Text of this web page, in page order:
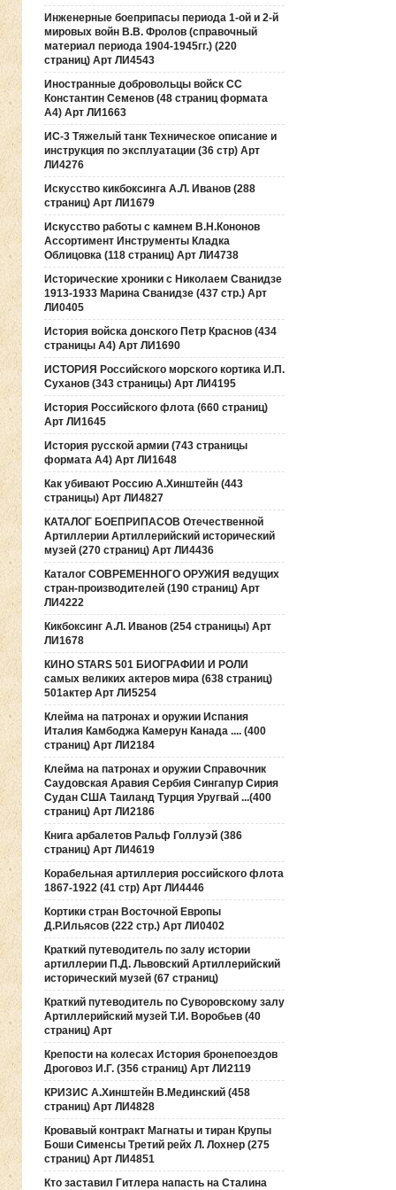
Инженерные боеприпасы периода 1-ой и 2-й
мировых войн В.В. Фролов (справочный
материал периода 1904-1945гг.) (220
страниц) Арт ЛИ4543
Иностранные добровольцы войск СС
Константин Семенов (48 страниц формата
А4) Арт ЛИ1663
ИС-3 Тяжелый танк Техническое описание и
инструкция по эксплуатации (36 стр) Арт
ЛИ4276
Искусство кикбоксинга А.Л. Иванов (288
страниц) Арт ЛИ1679
Искусство работы с камнем В.Н.Кононов
Ассортимент Инструменты Кладка
Облицовка (118 страниц) Арт ЛИ4738
Исторические хроники с Николаем Сванидзе
1913-1933 Марина Сванидзе (437 стр.) Арт
ЛИ0405
История войска донского Петр Краснов (434
страницы А4) Арт ЛИ1690
ИСТОРИЯ Российского морского кортика И.П.
Суханов (343 страницы) Арт ЛИ4195
История Российского флота (660 страниц)
Арт ЛИ1645
История русской армии (743 страницы
формата А4) Арт ЛИ1648
Как убивают Россию А.Хинштейн (443
страницы) Арт ЛИ4827
КАТАЛОГ БОЕПРИПАСОВ Отечественной
Артиллерии Артиллерийский исторический
музей (270 страниц) Арт ЛИ4436
Каталог СОВРЕМЕННОГО ОРУЖИЯ ведущих
стран-производителей (190 страниц) Арт
ЛИ4222
Кикбоксинг А.Л. Иванов (254 страницы) Арт
ЛИ1678
КИНО STARS 501 БИОГРАФИИ И РОЛИ
самых великих актеров мира (638 страниц)
501актер Арт ЛИ5254
Клейма на патронах и оружии Испания
Италия Камбоджа Камерун Канада .... (400
страниц) Арт ЛИ2184
Клейма на патронах и оружии Справочник
Саудовская Аравия Сербия Сингапур Сирия
Судан США Таиланд Турция Уругвай ...(400
страниц) Арт ЛИ2186
Книга арбалетов Ральф Голлуэй (386
страниц) Арт ЛИ4619
Корабельная артиллерия российского флота
1867-1922 (41 стр) Арт ЛИ4446
Кортики стран Восточной Европы
Д.Р.Ильясов (222 стр.) Арт ЛИ0402
Краткий путеводитель по залу истории
артиллерии П.Д. Львовский Артиллерийский
исторический музей (67 страниц)
Краткий путеводитель по Суворовскому залу
Артиллерийский музей Т.И. Воробьев (40
страниц) Арт
Крепости на колесах История бронепоездов
Дроговоз И.Г. (356 страниц) Арт ЛИ2119
КРИЗИС А.Хинштейн В.Мединский (458
страниц) Арт ЛИ4828
Кровавый контракт Магнаты и тиран Крупы
Боши Сименсы Третий рейх Л. Лохнер (275
страниц) Арт ЛИ4851
Кто заставил Гитлера напасть на Сталина